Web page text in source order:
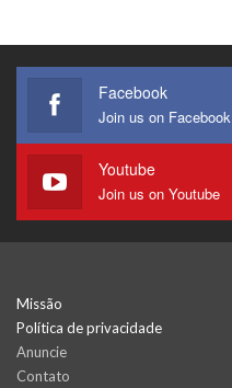
Facebook
Join us on Facebook
Youtube
Join us on Youtube
Missão
Política de privacidade
Anuncie
Contato